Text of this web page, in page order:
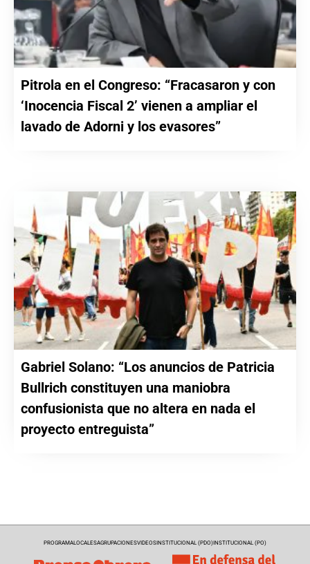
Pitrola en el Congreso: “Fracasaron y con
‘Inocencia Fiscal 2’ vienen a ampliar el
lavado de Adorni y los evasores”
Gabriel Solano: “Los anuncios de Patricia
Bullrich constituyen una maniobra
confusionista que no altera en nada el
proyecto entreguista”
PROGRAMALOCALESAGRUPACIONESVIDEOSINSTITUCIONAL (PDO)INSTITUCIONAL (PO)